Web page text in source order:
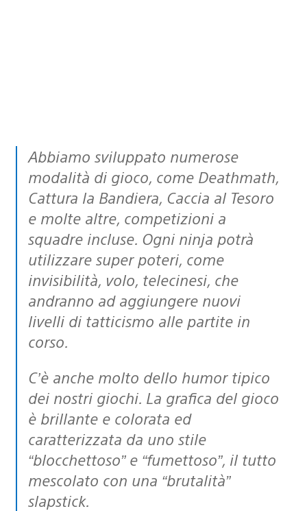
Abbiamo sviluppato numerose
modalità di gioco, come Deathmath,
Cattura la Bandiera, Caccia al Tesoro
e molte altre, competizioni a
squadre incluse. Ogni ninja potrà
utilizzare super poteri, come
invisibilità, volo, telecinesi, che
andranno ad aggiungere nuovi
livelli di tatticismo alle partite in
corso.
C’è anche molto dello humor tipico
dei nostri giochi. La grafica del gioco
è brillante e colorata ed
caratterizzata da uno stile
“blocchettoso” e “fumettoso”, il tutto
mescolato con una “brutalità”
slapstick.